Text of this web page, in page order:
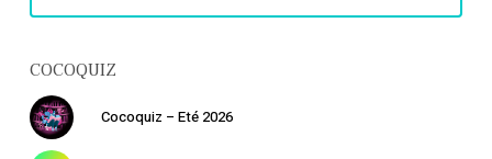
COCOQUIZ
Cocoquiz – Eté 2026